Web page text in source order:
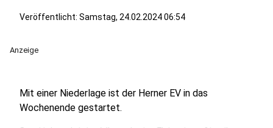
Veröffentlicht: Samstag, 24.02.2024 06:54
Anzeige
Mit einer Niederlage ist der Herner EV in das
Wochenende gestartet.